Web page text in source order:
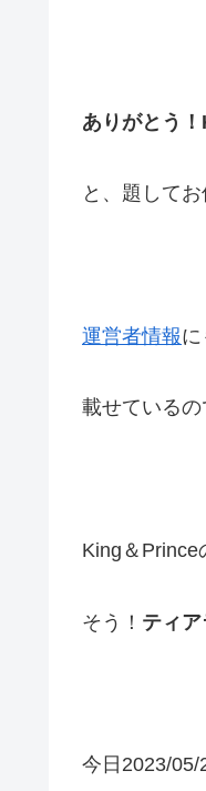
ありがとう
と、題してお
運営者情報に
載せている
King＆Prince
そう！ ティア
今日2023/05/